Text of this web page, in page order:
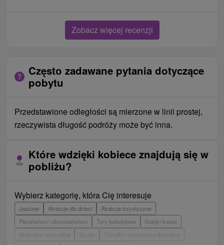
Zobacz więcej recenzji
Często zadawane pytania dotyczące
pobytu
Przedstawione odległości są mierzone w linii prostej,
rzeczywista długość podróży może być inna.
Które wdzięki kobiece znajdują się w
pobliżu?
Wybierz kategorię, która Cię interesuje
Jaskinie Atrakcje dla dzieci
Atrakcje turystyczne
Planetarium i obserwatorium
Tory bobslejowe
Kolejki linowe
Atrakcje z adrenaliną